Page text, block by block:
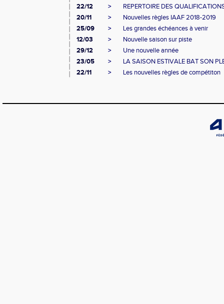
22/12
>
REPERTOIRE DES
20/11
>
Nouvelles règles IAAF 2018-2019
25/09
>
Les grandes échéances à venir
12/03
>
Nouvelle saison sur piste
29/12
>
Une nouvelle année
23/05
>
LA SAISON ESTIVALE BAT SON
22/11
> Les nouvelles règles de compétiton